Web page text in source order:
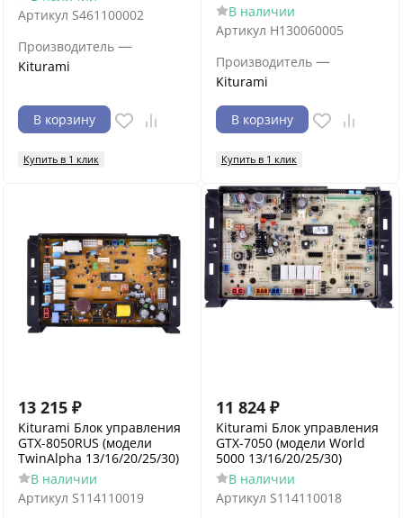
Артикул S461100002
Производитель —
Kiturami
В корзину
Купить в 1 клик
В наличии
Артикул H130060005
Производитель —
Kiturami
В корзину
Купить в 1 клик
13 215 ₽
Kiturami Блок управления
GTX-8050RUS (модели
TwinAlpha 13/16/20/25/30)
В наличии
Артикул S114110019
11 824 ₽
Kiturami Блок управления
GTX-7050 (модели World
5000 13/16/20/25/30)
В наличии
Артикул S114110018